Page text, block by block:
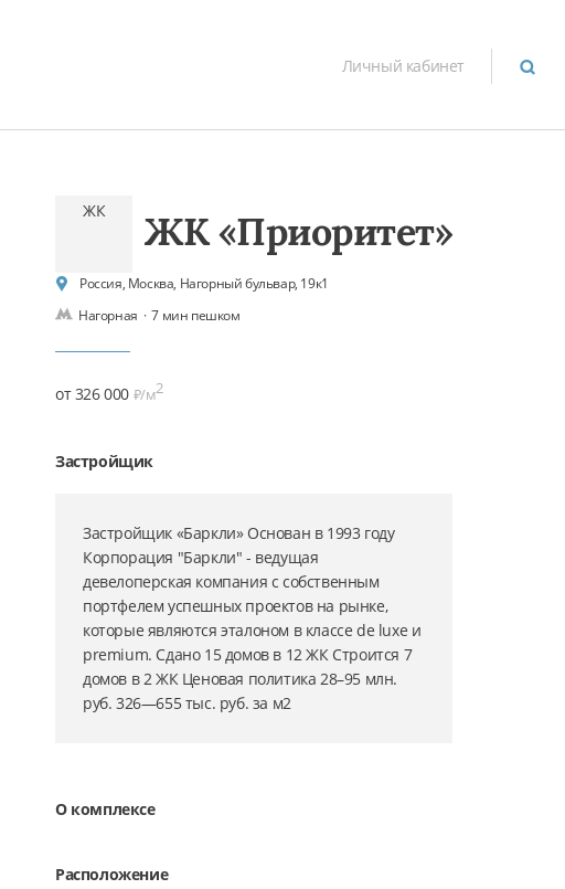
Личный кабинет
ЖК ЖК «Приоритет»
Россия, Москва, Нагорный бульвар, 19к1
Нагорная · 7 мин пешком
от 326 000 ₽/м2
Застройщик
Застройщик «Баркли» Основан в 1993 году
Корпорация "Баркли" - ведущая
девелоперская компания с собственным
портфелем успешных проектов на рынке,
которые являются эталоном в классе de luxe и
premium. Сдано 15 домов в 12 ЖК Строится 7
домов в 2 ЖК Ценовая политика 28–95 млн.
руб. 326—655 тыс. руб. за м2
О комплексе
Расположение